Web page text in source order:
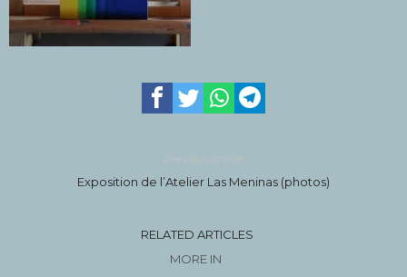
Previous article
Exposition de l’Atelier Las Meninas (photos)
RELATED ARTICLES
MORE IN